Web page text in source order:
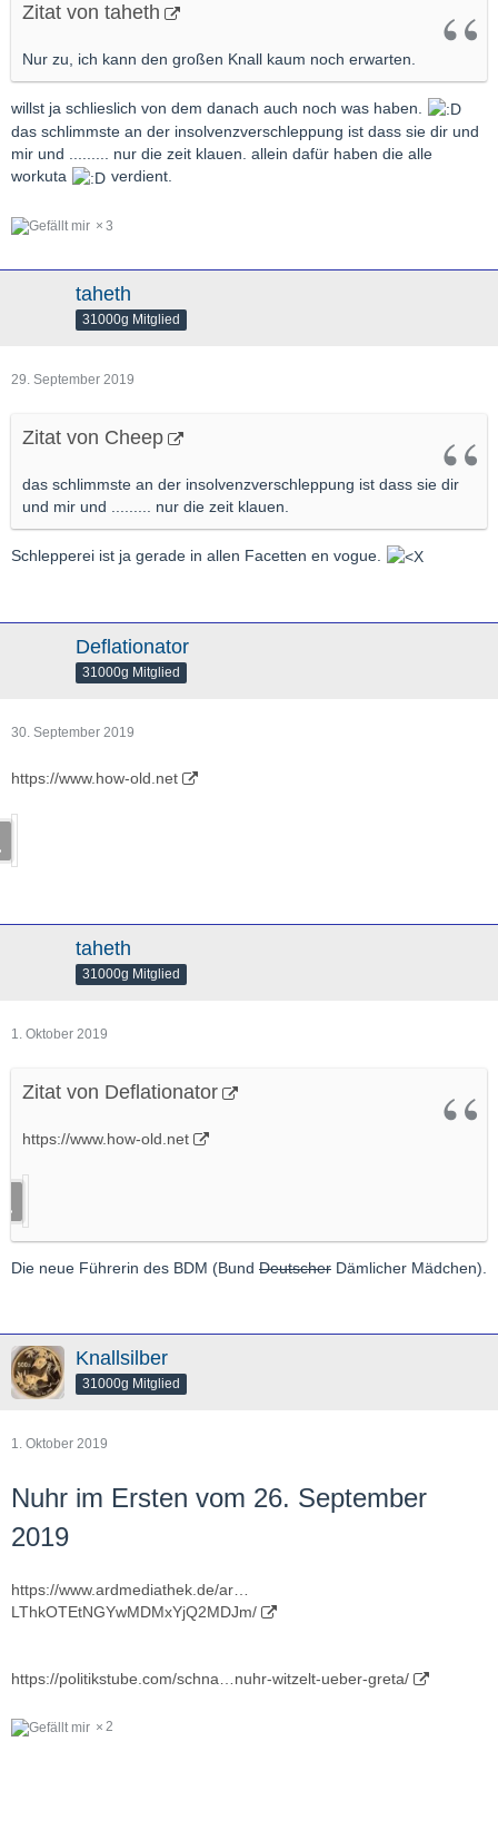
Zitat von taheth
Nur zu, ich kann den großen Knall kaum noch erwarten.
willst ja schlieslich von dem danach auch noch was haben.
das schlimmste an der insolvenzverschleppung ist dass sie dir und
mir und ......... nur die zeit klauen. allein dafür haben die alle
workuta
verdient.
3
taheth
31000g Mitglied
29. September 2019
Zitat von Cheep
das schlimmste an der insolvenzverschleppung ist dass sie dir
und mir und ......... nur die zeit klauen.
Schlepperei ist ja gerade in allen Facetten en vogue.
Deflationator
31000g Mitglied
30. September 2019
https://www.how-old.net
taheth
31000g Mitglied
1. Oktober 2019
Zitat von Deflationator
https://www.how-old.net
Die neue Führerin des BDM (Bund Deutscher Dämlicher Mädchen).
Knallsilber
31000g Mitglied
1. Oktober 2019
Nuhr im Ersten vom 26. September
2019
https://www.ardmediathek.de/ar…
LThkOTEtNGYwMDMxYjQ2MDJm/
https://politikstube.com/schna…nuhr-witzelt-ueber-greta/
2